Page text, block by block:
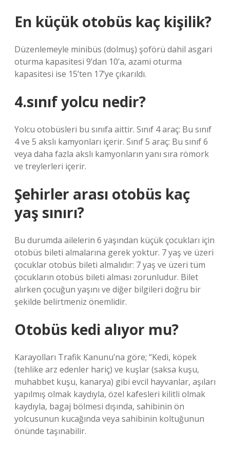
En küçük otobüs kaç kişilik?
Düzenlemeyle minibüs (dolmuş) şoförü dahil asgari
oturma kapasitesi 9’dan 10’a, azami oturma
kapasitesi ise 15’ten 17’ye çıkarıldı.
4.sınıf yolcu nedir?
Yolcu otobüsleri bu sınıfa aittir. Sınıf 4 araç: Bu sınıf
4 ve 5 akslı kamyonları içerir. Sınıf 5 araç: Bu sınıf 6
veya daha fazla akslı kamyonların yanı sıra römork
ve treylerleri içerir.
Şehirler arası otobüs kaç
yaş sınırı?
Bu durumda ailelerin 6 yaşından küçük çocukları için
otobüs bileti almalarına gerek yoktur. 7 yaş ve üzeri
çocuklar otobüs bileti almalıdır: 7 yaş ve üzeri tüm
çocukların otobüs bileti alması zorunludur. Bilet
alırken çocuğun yaşını ve diğer bilgileri doğru bir
şekilde belirtmeniz önemlidir.
Otobüs kedi alıyor mu?
Karayolları Trafik Kanunu’na göre; “Kedi, köpek
(tehlike arz edenler hariç) ve kuşlar (saksa kuşu,
muhabbet kuşu, kanarya) gibi evcil hayvanlar, aşıları
yapılmış olmak kaydıyla, özel kafesleri kilitli olmak
kaydıyla, bagaj bölmesi dışında, sahibinin ön
yolcusunun kucağında veya sahibinin koltuğunun
önünde taşınabilir.